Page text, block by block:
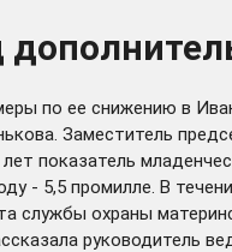
по ее снижению в
Заместитель
показатель
- 5,5 промилле. В
службы охраны
руководитель